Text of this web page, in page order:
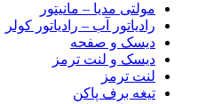
مولتی مدیا – مانیتور
رادیاتور آب – رادیاتور کولر
دیسک و صفحه
دیسک و لنت ترمز
لنت ترمز
تیغه برف پاکن